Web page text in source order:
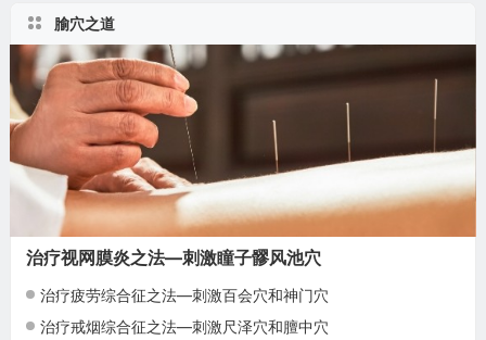
腧穴之道
治疗视网膜炎之法—刺激瞳子髎风池穴
治疗疲劳综合征之法—刺激百会穴和神门穴
治疗戒烟综合征之法—刺激尺泽穴和膻中穴